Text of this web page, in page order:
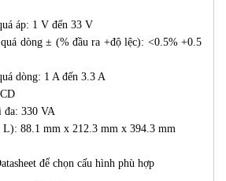
áp: 1 V đến 33 V
dòng ± (% đầu ra +độ lệc): <0.5% +0.5
dòng: 1 A đến 3.3 A
đa: 330 VA
88.1 mm x 212.3 mm x 394.3 mm
để chọn cấu hình phù hợp